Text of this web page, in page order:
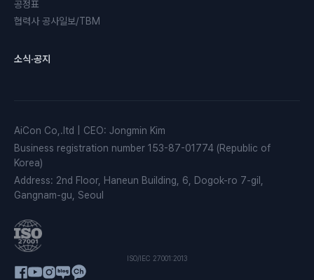
공정표
협력사 공사일보/TBM
소식·공지
AiCon Co,.ltd CEO: Jongmin Kim
Business registration number 153-87-01774 (Republic of
Korea)
Address: 2nd Floor, Haneun Building, 6, Dogok-ro 7-gil,
Gangnam-gu, Seoul
ISO/IEC 27001:2013